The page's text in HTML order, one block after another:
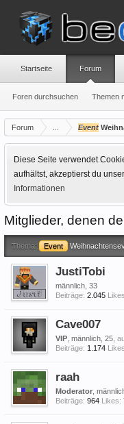
Forum Event
Diese Seite verwendet
aufhältst, akzeptierst du
Informationen
Mitglieder, denen
Thema: Event
JustiTobi
männlich, 33
Beiträge: 2.045
Cave007
VIP , männlich, 25,
Beiträge: 1.174
raah
Moderator ,
Beiträge: 964 Likes:
Startseite Forum
Foren durchsuchen Themen